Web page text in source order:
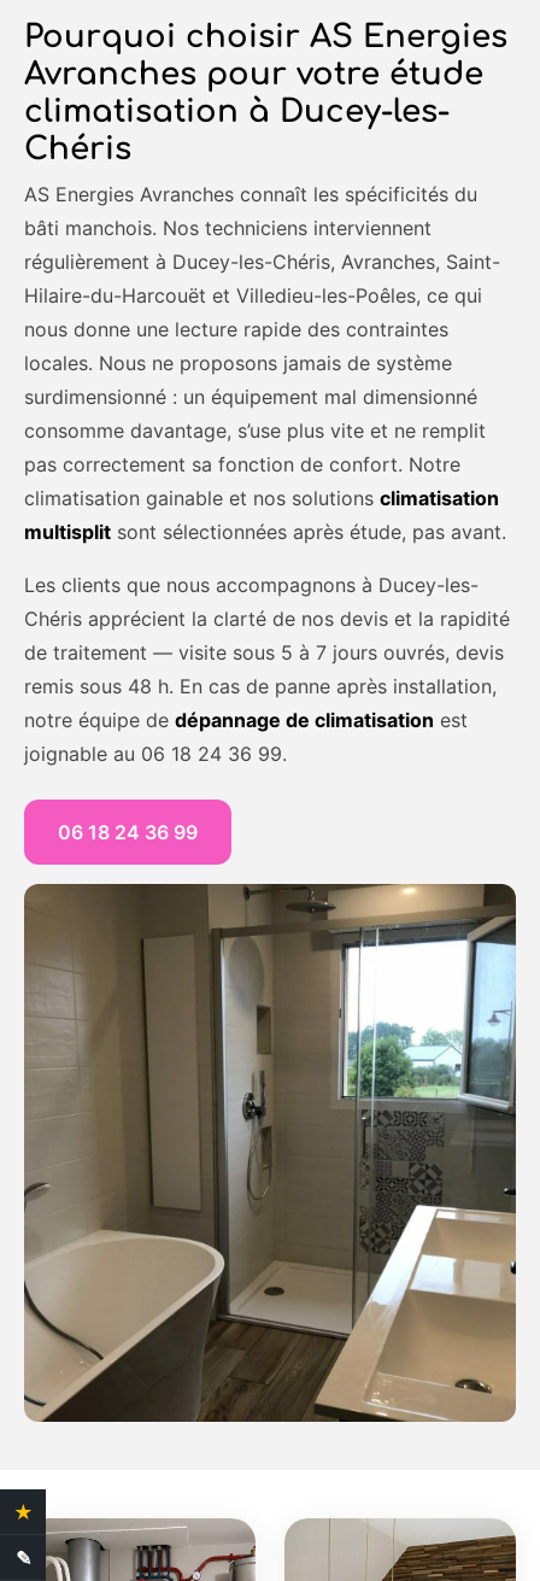
Pourquoi choisir AS Energies
Avranches pour votre étude
climatisation à Ducey-les-
Chéris
AS Energies Avranches connaît les spécificités du
bâti manchois. Nos techniciens interviennent
régulièrement à Ducey-les-Chéris, Avranches, Saint-
Hilaire-du-Harcouët et Villedieu-les-Poêles, ce qui
nous donne une lecture rapide des contraintes
locales. Nous ne proposons jamais de système
surdimensionné : un équipement mal dimensionné
consomme davantage, s’use plus vite et ne remplit
pas correctement sa fonction de confort. Notre
climatisation gainable et nos solutions climatisation
multisplit sont sélectionnées après étude, pas avant.
Les clients que nous accompagnons à Ducey-les-
Chéris apprécient la clarté de nos devis et la rapidité
de traitement — visite sous 5 à 7 jours ouvrés, devis
remis sous 48 h. En cas de panne après installation,
notre équipe de dépannage de climatisation est
joignable au 06 18 24 36 99.
06 18 24 36 99
★
✎ Demande de devis